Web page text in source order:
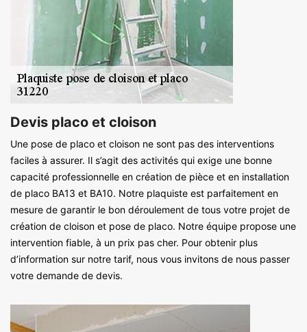
Devis placo et cloison
Une pose de placo et cloison ne sont pas des interventions
faciles à assurer. Il s’agit des activités qui exige une bonne
capacité professionnelle en création de pièce et en installation
de placo BA13 et BA10. Notre plaquiste est parfaitement en
mesure de garantir le bon déroulement de tous votre projet de
création de cloison et pose de placo. Notre équipe propose une
intervention fiable, à un prix pas cher. Pour obtenir plus
d’information sur notre tarif, nous vous invitons de nous passer
votre demande de devis.